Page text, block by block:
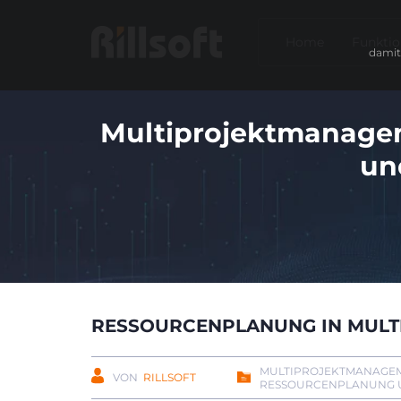
RESSOURCENPLANUNG IN
VON RILLSOFT
RESSOURCENPLANUNG
damit